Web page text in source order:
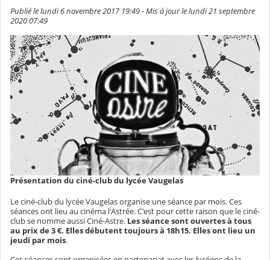
Publié le lundi 6 novembre 2017 19:49 - Mis à jour le lundi 21 septembre
2020 07:49
Présentation du ciné-club du lycée Vaugelas
Le ciné-club du lycée Vaugelas organise une séance par mois. Ces
séances ont lieu au cinéma l'Astrée. C'est pour cette raison que le ciné-
club se nomme aussi Ciné-Astre. Les séance sont ouvertes à tous
au prix de 3 €. Elles débutent toujours à 18h15. Elles ont lieu un
jeudi par mois.